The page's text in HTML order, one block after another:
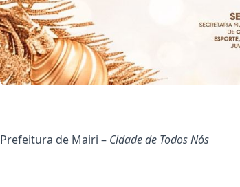
Prefeitura de Mairi – Cidade de Todos Nós